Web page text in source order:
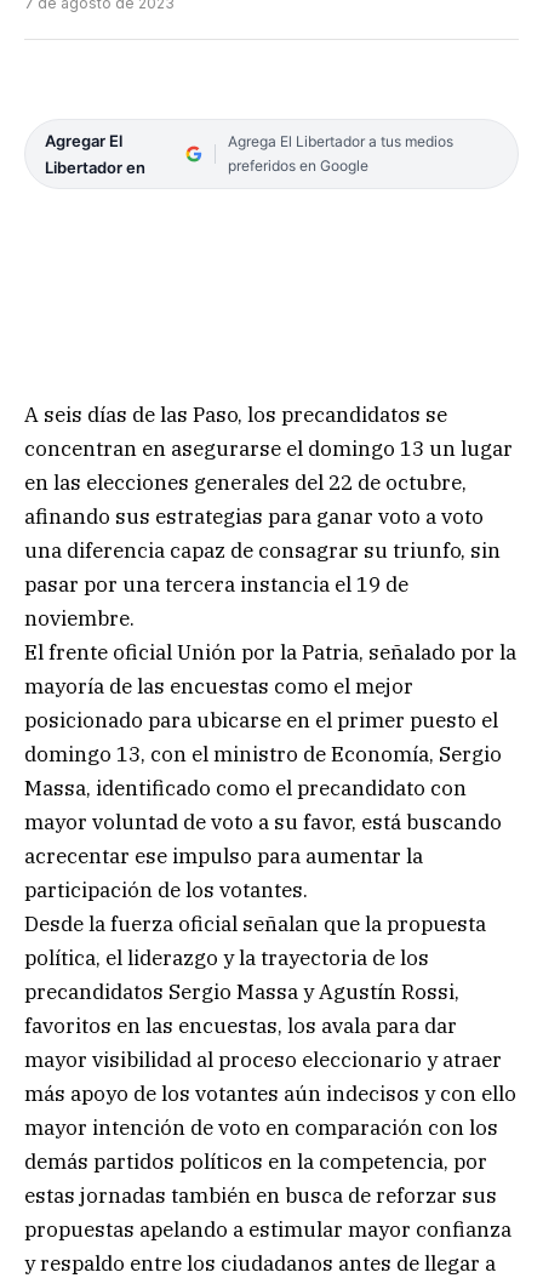
Agregar El
Libertador en
Agrega El Libertador a tus medios
preferidos en Google
A seis días de las Paso, los precandidatos se
concentran en asegurarse el domingo 13 un lugar
en las elecciones generales del 22 de octubre,
afinando sus estrategias para ganar voto a voto
una diferencia capaz de consagrar su triunfo, sin
pasar por una tercera instancia el 19 de
noviembre.
El frente oficial Unión por la Patria, señalado por la
mayoría de las encuestas como el mejor
posicionado para ubicarse en el primer puesto el
domingo 13, con el ministro de Economía, Sergio
Massa, identificado como el precandidato con
mayor voluntad de voto a su favor, está buscando
acrecentar ese impulso para aumentar la
participación de los votantes.
Desde la fuerza oficial señalan que la propuesta
política, el liderazgo y la trayectoria de los
precandidatos Sergio Massa y Agustín Rossi,
favoritos en las encuestas, los avala para dar
mayor visibilidad al proceso eleccionario y atraer
más apoyo de los votantes aún indecisos y con ello
mayor intención de voto en comparación con los
demás partidos políticos en la competencia, por
estas jornadas también en busca de reforzar sus
propuestas apelando a estimular mayor confianza
y respaldo entre los ciudadanos antes de llegar a